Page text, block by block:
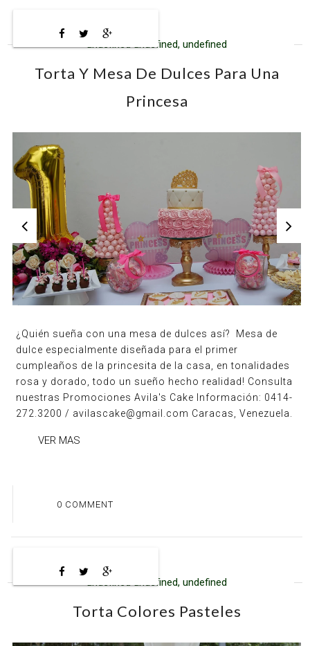
undefined undefined, undefined
Torta Y Mesa De Dulces Para Una
Princesa
¿Quién sueña con una mesa de dulces así? Mesa de
dulce especialmente diseñada para el primer
cumpleaños de la princesita de la casa, en tonalidades
rosa y dorado, todo un sueño hecho realidad! Consulta
nuestras Promociones Avila's Cake Información: 0414-
272.3200 / avilascake@gmail.com Caracas, Venezuela.
VER MAS
0 COMMENT
undefined undefined, undefined
Torta Colores Pasteles